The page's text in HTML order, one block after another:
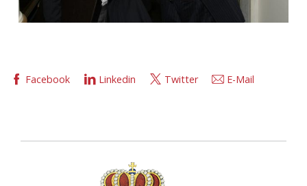
Facebook Linkedin Twitter E-Mail